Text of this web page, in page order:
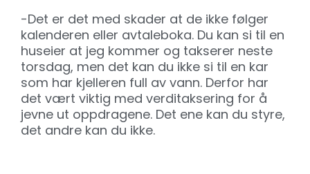
-Det er det med skader at de ikke følger
kalenderen eller avtaleboka. Du kan si til en
huseier at jeg kommer og takserer neste
torsdag, men det kan du ikke si til en kar
som har kjelleren full av vann. Derfor har
det vært viktig med verditaksering for å
jevne ut oppdragene. Det ene kan du styre,
det andre kan du ikke.